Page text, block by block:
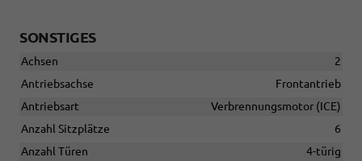
SONSTIGES
Achsen
2
Antriebsachse
Frontantrieb
Antriebsart
Verbrennungsmotor (ICE)
Anzahl Sitzplätze
6
Anzahl Türen
4-türig